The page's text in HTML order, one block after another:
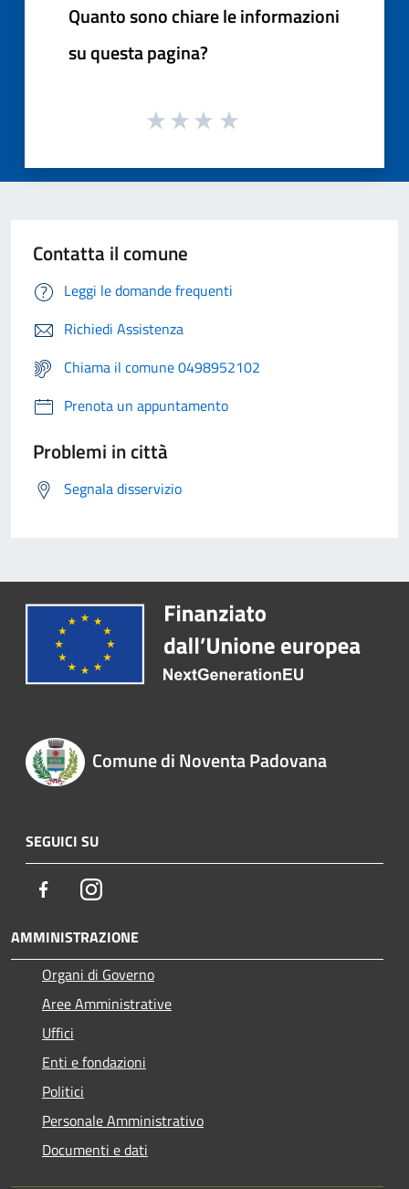
Quanto sono chiare le informazioni
su questa pagina?
Contatta il comune
Leggi le domande frequenti
Richiedi Assistenza
Chiama il comune 0498952102
Prenota un appuntamento
Problemi in città
Segnala disservizio
Comune di Noventa Padovana
SEGUICI SU
FacebookInstagram
AMMINISTRAZIONE
Organi di Governo
Aree Amministrative
Uffici
Enti e fondazioni
Politici
Personale Amministrativo
Documenti e dati